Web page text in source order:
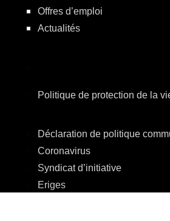
Offres d’emploi
Actualités
Politique de protection de la
Déclaration de politique
Coronavirus
Syndicat d’initiative
Eriges